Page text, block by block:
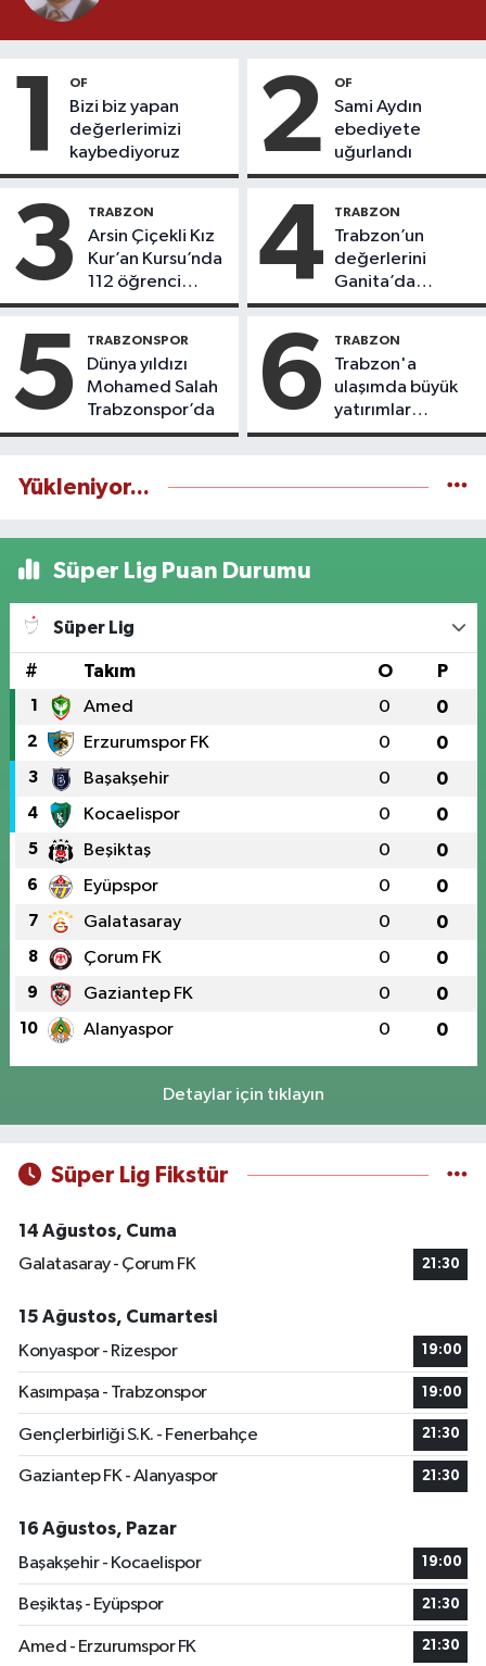
1 OF
Bizi biz yapan
değerlerimizi
kaybediyoruz
2 OF
Sami Aydın
ebediyete
uğurlandı
3 TRABZON
Arsin Çiçekli Kız
Kur’an Kursu’nda
112 öğrenci
icazet aldı
4 TRABZON
Trabzon’un
değerlerini
Ganita’da
yaşatıyoruz
5 TRABZONSPOR
Dünya yıldızı
Mohamed Salah
Trabzonspor’da
6 TRABZON
Trabzon'a
ulaşımda büyük
yatırımlar
yapılıyor
Yükleniyor...
Süper Lig Puan Durumu
Süper Lig
# Takım O P
1 Amed 0 0
2 Erzurumspor FK 0 0
3 Başakşehir 0 0
4 Kocaelispor 0 0
5 Beşiktaş 0 0
6 Eyüpspor 0 0
7 Galatasaray 0 0
8 Çorum FK 0 0
9 Gaziantep FK 0 0
10 Alanyaspor 0 0
Detaylar için tıklayın
Süper Lig Fikstür
14 Ağustos, Cuma
Galatasaray - Çorum FK
21:30
15 Ağustos, Cumartesi
Konyaspor - Rizespor
19:00
Kasımpaşa - Trabzonspor 19:00
Gençlerbirliği S.K. - Fenerbahçe 21:30
Gaziantep FK - Alanyaspor 21:30
16 Ağustos, Pazar
Başakşehir - Kocaelispor
19:00
Beşiktaş - Eyüpspor 21:30
Amed - Erzurumspor FK 21:30